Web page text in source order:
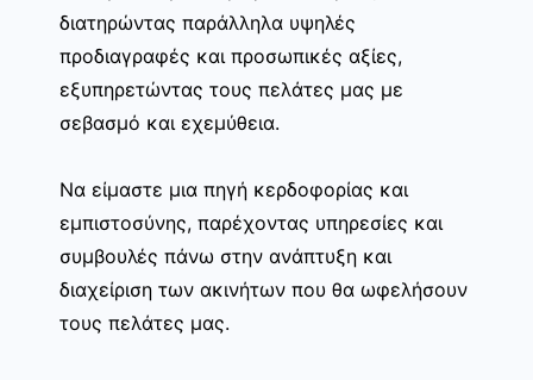
διατηρώντας παράλληλα υψηλές
προδιαγραφές και προσωπικές αξίες,
εξυπηρετώντας τους πελάτες μας με
σεβασμό και εχεμύθεια.
Να είμαστε μια πηγή κερδοφορίας και
εμπιστοσύνης, παρέχοντας υπηρεσίες και
συμβουλές πάνω στην ανάπτυξη και
διαχείριση των ακινήτων που θα ωφελήσουν
τους πελάτες μας.